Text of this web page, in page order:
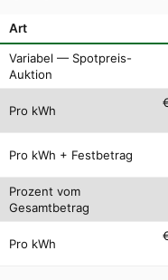
Art
Variabel — Spotpreis-
Auktion
Pro kWh
Pro kWh + Festbetrag
Prozent vom
Gesamtbetrag
Pro kWh